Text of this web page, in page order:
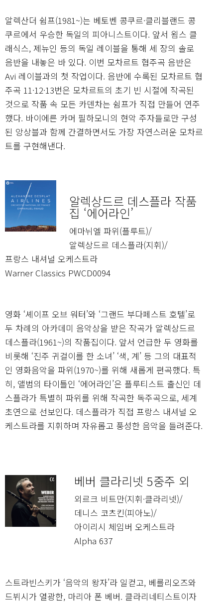
알렉산더 쉼프(1981~)는 베토벤 콩쿠르·클리블랜드 콩
쿠르에서 우승한 독일의 피아니스트이다. 앞서 욈스 클
래식스, 제뉴인 등의 독일 레이블을 통해 세 장의 솔로
음반을 내놓은 바 있다. 이번 모차르트 협주곡 음반은
Avi 레이블과의 첫 작업이다. 음반에 수록된 모차르트 협
주곡 11·12·13번은 모차르트의 초기 빈 시절에 작곡된
것으로 작품 속 모든 카덴차는 쉼프가 직접 만들어 연주
했다. 바이에른 카머 필하모니의 현악 주자들로만 구성
된 앙상블과 함께 간결하면서도 가장 자연스러운 모차르
트를 구현해낸다.
알렉상드르 데스플라 작품
집 ‘에어라인’
에마뉘엘 파위(플루트)/
알렉상드르 데스플라(지휘)/
프랑스 내셔널 오케스트라
Warner Classics PWCD0094
영화 ‘셰이프 오브 워터’와 ‘그랜드 부다페스트 호텔’로
두 차례의 아카데미 음악상을 받은 작곡가 알렉상드르
데스플라(1961~)의 작품집이다. 앞서 언급한 두 영화를
비롯해 ‘진주 귀걸이를 한 소녀’ ‘색, 계’ 등 그의 대표적
인 영화음악을 파위(1970~)를 위해 새롭게 편곡했다. 특
히, 앨범의 타이틀인 ‘에어라인’은 플루티스트 출신인 데
스플라가 특별히 파위를 위해 작곡한 독주곡으로, 세계
초연으로 선보인다. 데스플라가 직접 프랑스 내셔널 오
케스트라를 지휘하며 자유롭고 풍성한 음악을 들려준다.
베버 클라리넷 5중주 외
외르크 비트만(지휘·클라리넷)/
데니스 코츠킨(피아노)/
아이리시 체임버 오케스트라
Alpha 637
스트라빈스키가 ‘음악의 왕자’라 일컫고, 베를리오즈와
드뷔시가 열광한, 마리아 폰 베버. 클라리네티스트이자